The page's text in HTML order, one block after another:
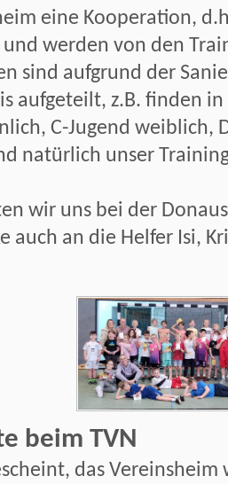
eine Kooperation,
werden von den
sind aufgrund der
aufgeteilt, z.B. finden
C-Jugend weiblich,
natürlich unser
wir uns bei der
auch an die Helfer Isi,
beim TVN
das